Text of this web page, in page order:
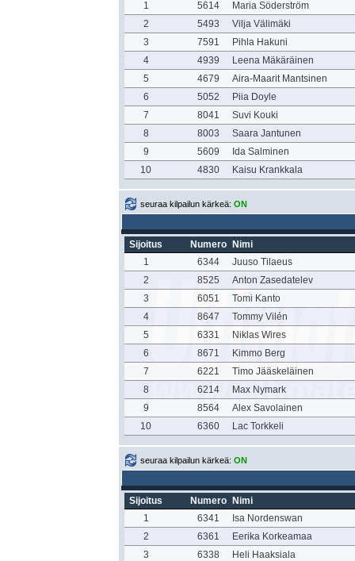
1 5614
Maria Söderström
2
5493
Vilja Välimäki
3
7591
Pihla Hakuni
4
4939
Leena Mäkäräinen
5
4679
Aira-Maarit Mantsinen
6
5052
Piia Doyle
7
8041
Suvi Kouki
8
8003
Saara Jantunen
9
5609
Ida Salminen
10
4830 Kaisu Krankkala
seuraa kilpailun kärkeä: ON
Sijoitus Numero
Nimi
1
6344
Juuso Tilaeus
2
8525
Anton Zasedatelev
3
6051
Tomi Kanto
4
8647
Tommy Vilén
5
6331
Niklas Wires
6
8671
Kimmo Berg
7
6221
Timo Jääskeläinen
8
6214
Max Nymark
9
8564
Alex Savolainen
10
6360 Lac Torkkeli
seuraa kilpailun kärkeä: ON
Sijoitus Numero
Nimi
1
6341
Isa Nordenswan
2
6361
Eerika Korkeamaa
3
6338
Heli Haaksiala